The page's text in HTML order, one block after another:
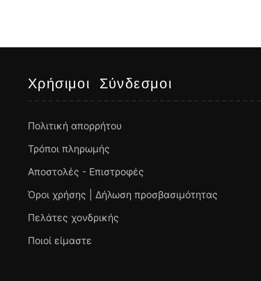
Χρήσιμοι Σύνδεσμοι
Πολιτική απορρήτου
Τρόποι πληρωμής
Αποστολές - Επιστροφές
Όροι χρήσης | Δήλωση προσβασιμότητας
Πελάτες χονδρικής
Ποιοί είμαστε